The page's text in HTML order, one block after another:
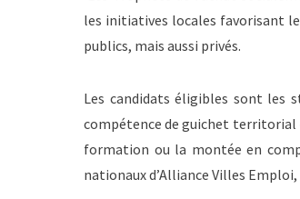
les initiatives locales favorisant
publics, mais aussi privés.
Les candidats éligibles sont les
compétence de guichet territorial
formation ou la montée en
nationaux d’Alliance Villes